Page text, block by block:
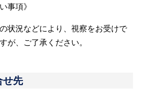
事項》
状況などにより、視察をお受けで
が、ご了承ください。
せ先